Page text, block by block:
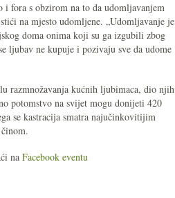
i fora s obzirom na to da udomljavanjem
na mjesto udomljene. „Udomljavanje je
doma onima koji su ga izgubili zbog
ljubav ne kupuje i pozivaju sve da udome
razmnožavanja kućnih ljubimaca, dio njih
potomstvo na svijet mogu donijeti 420
se kastracija smatra najučinkovitijim
na Facebook eventu